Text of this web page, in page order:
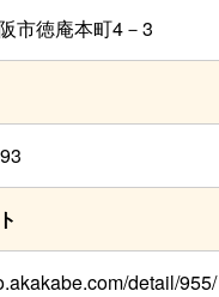
市徳庵本町4－3
detail/955/